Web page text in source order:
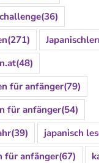
(36)
(271)
(48)
für anfänger(79)
für anfänger(54)
(39) japanisch
für anfänger(67)